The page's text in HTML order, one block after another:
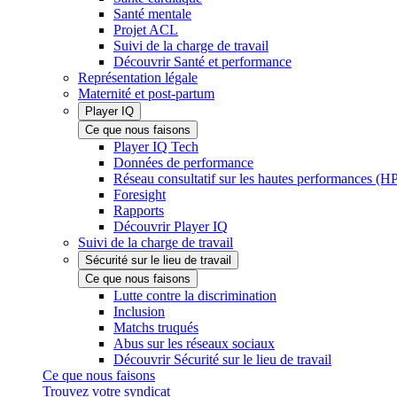
Santé mentale
Projet ACL
Suivi de la charge de travail
Découvrir Santé et performance
Représentation légale
Maternité et post-partum
Player IQ
Ce que nous faisons
Player IQ Tech
Données de performance
Réseau consultatif sur les hautes performances
Foresight
Rapports
Découvrir Player IQ
Suivi de la charge de travail
Sécurité sur le lieu de travail
Ce que nous faisons
Lutte contre la discrimination
Inclusion
Matchs truqués
Abus sur les réseaux sociaux
Découvrir Sécurité sur le lieu de travail
Ce que nous faisons
Trouvez votre syndicat